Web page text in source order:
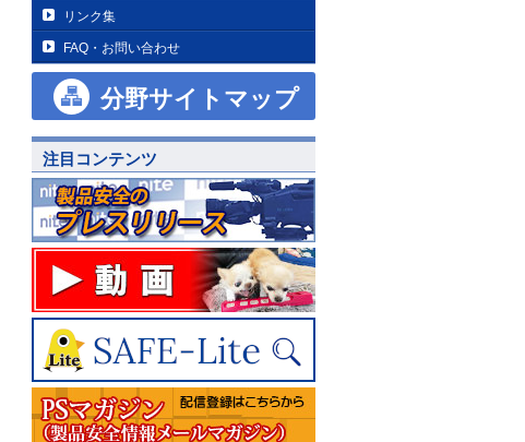
リンク集
FAQ・お問い合わせ
分野サイトマップ
注目コンテンツ